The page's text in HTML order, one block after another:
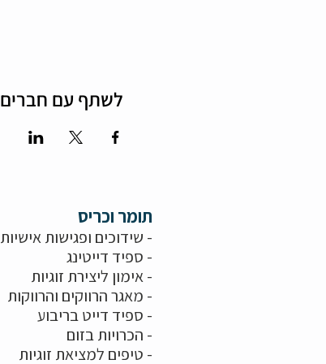
לשתף עם חברים
תומר וכריס
- שידוכים ופגישות אישיות
- ספיד דייטינג
-אימון ליצירת זוגיות
- מאגר הרווקים והרווקות
- ספיד דייט בריבוע
- הכרויות בזום
- טיפים למציאת זוגיות